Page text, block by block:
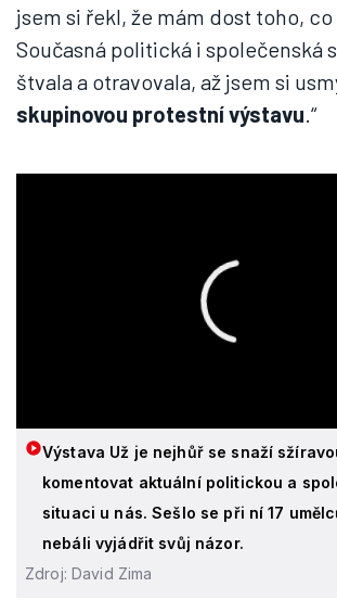
jsem si řekl, že mám dost toho, co
Současná politická i společenská
štvala a otravovala, až jsem si
skupinovou protestní výstavu.“
Výstava Už je nejhůř se snaží
komentovat aktuální politickou a
situaci u nás. Sešlo se při ní 17
nebáli vyjádřit svůj názor.
Zdroj: David Zima